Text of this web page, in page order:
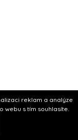
reklam a analýze
webu s tím souhlasíte.